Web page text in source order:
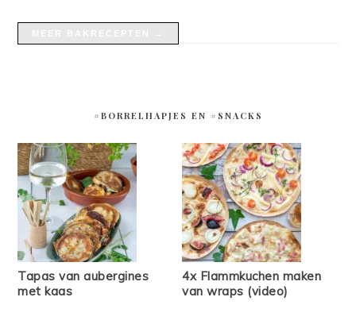
#BORRELHAPJES EN #SNACKS
Tapas van aubergines
met kaas
4x Flammkuchen maken
van wraps (video)